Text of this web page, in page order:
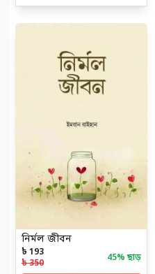
নির্মল জীবন
৳ 193
৳ 350
45% ছাড়